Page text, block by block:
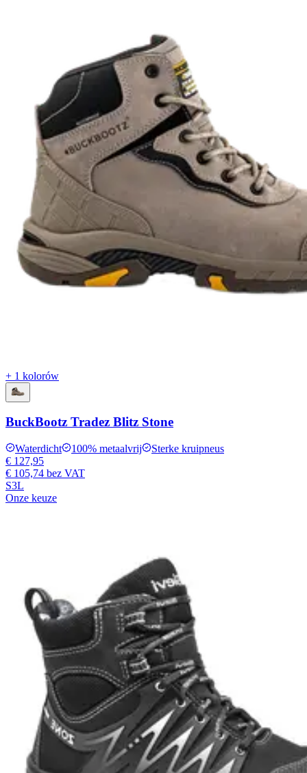
+ 1 kolorów
BuckBootz Tradez Blitz Stone
Waterdicht 100% metaalvrij
Sterke kruipneus
€ 127,95
€ 105,74 bez VAT
S3L
Onze keuze